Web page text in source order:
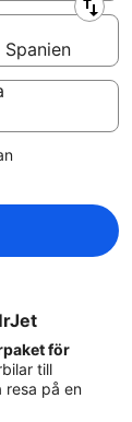
för
till
resa på en